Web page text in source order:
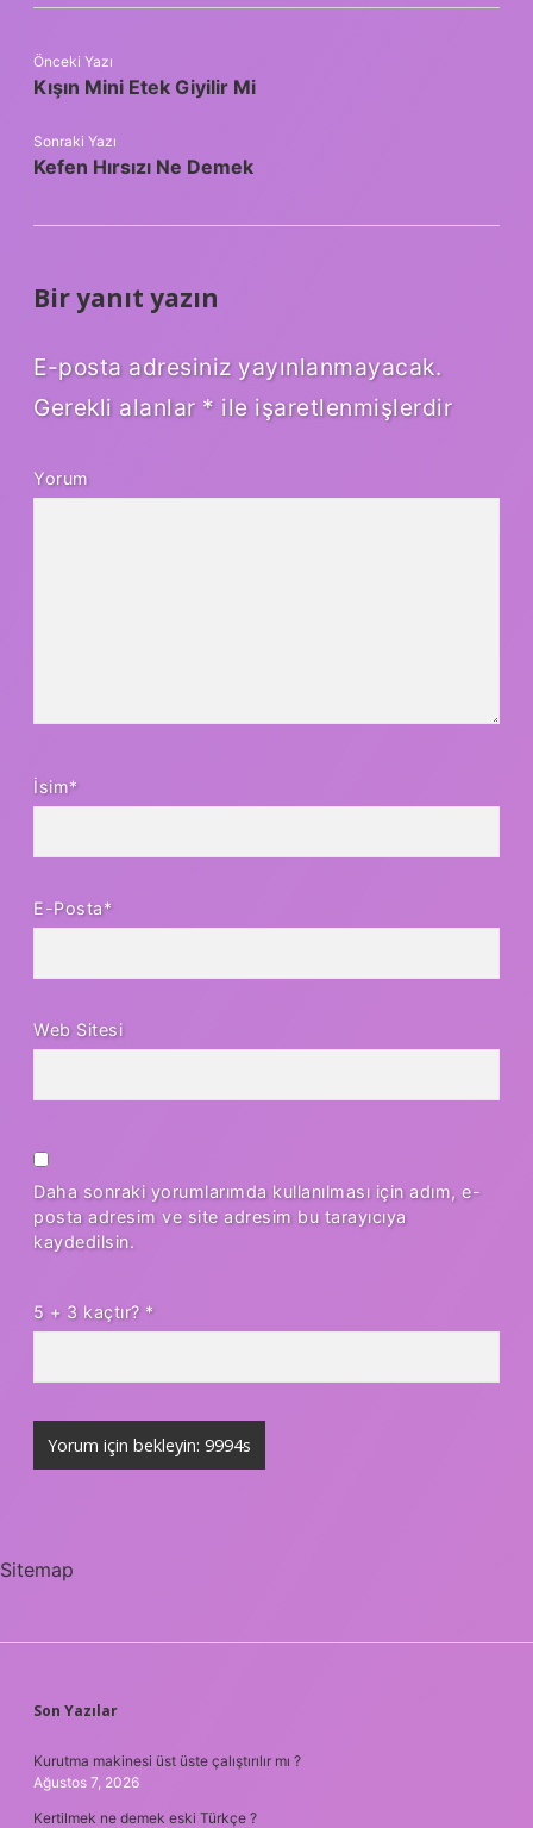
Önceki Yazı
Kışın Mini Etek Giyilir Mi
Sonraki Yazı
Kefen Hırsızı Ne Demek
Bir yanıt yazın
E-posta adresiniz yayınlanmayacak.
Gerekli alanlar * ile işaretlenmişlerdir
Yorum
İsim*
E-Posta*
Web Sitesi
Daha sonraki yorumlarımda kullanılması için adım, e-
posta adresim ve site adresim bu tarayıcıya
kaydedilsin.
5 + 3 kaçtır? *
Sitemap
SIDEBAR
Son Yazılar
Kurutma makinesi üst üste çalıştırılır mı ?
Ağustos 7, 2026
Kertilmek ne demek eski Türkçe ?